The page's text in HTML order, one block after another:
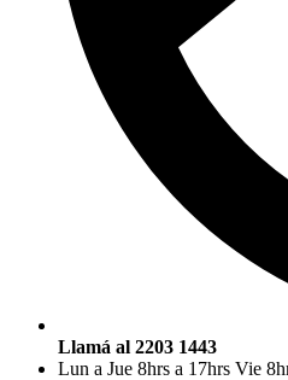
Llamá al 2203 1443
Lun a Jue 8hrs a 17hrs Vie